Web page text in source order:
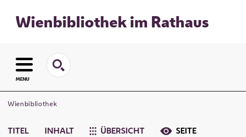
Wienbibliothek im Rathaus
MENU
Wienbibliothek
TITEL INHALT ÜBERSICHT SEITE